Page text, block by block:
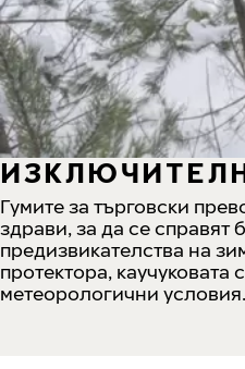
Гумите за търговски
здрави, за да се
предизвикателства на
протектора,
метеорологични условия.